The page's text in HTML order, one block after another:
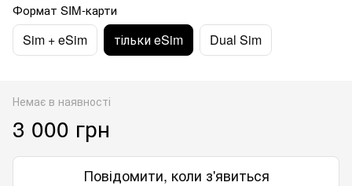
Формат SIM-карти
Sim + eSim тільки eSim Dual Sim
Немає в наявності
3 000 грн
Повідомити, коли з'явиться